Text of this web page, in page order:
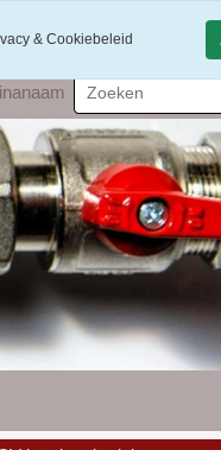
& Cookiebeleid